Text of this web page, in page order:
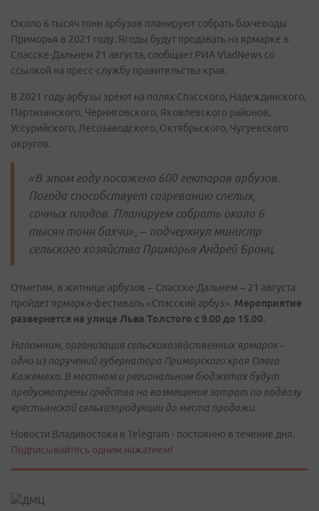
Около 6 тысяч тонн арбузов планируют собрать бахчеводы
Приморья в 2021 году. Ягоды будут продавать на ярмарке в
Спасске-Дальнем 21 августа, сообщает РИА VladNews со
ссылкой на пресс-службу правительства края.
В 2021 году арбузы зреют на полях Спасского, Надеждинского,
Партизанского, Черниговского, Яковлевского районов,
Уссурийского, Лесозаводского, Октябрьского, Чугуевского
округов.
«В этом году посажено 600 гектаров арбузов.
Погода способствует созреванию спелых,
сочных плодов. Планируем собрать около 6
тысяч тонн бахчи», – подчеркнул министр
сельского хозяйства Приморья Андрей Бронц.
Отметим, в житнице арбузов – Спасске-Дальнем – 21 августа
пройдет ярмарка-фестиваль «Спасский арбуз». Мероприятие
развернется на улице Льва Толстого с 9.00 до 15.00.
Напомним, организация сельскохозяйственных ярмарок –
одно из поручений губернатора Приморского края Олега
Кожемяко. В местном и региональном бюджетах будут
предусмотрены средства на возмещение затрат по подвозу
крестьянской сельхозпродукции до места продажи.
Новости Владивостока в Telegram - постоянно в течение дня.
Подписывайтесь одним нажатием!